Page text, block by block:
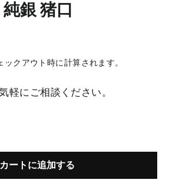
銀 猪口
ックアウト時に計算されます。
軽にご相談ください。
カートに追加する